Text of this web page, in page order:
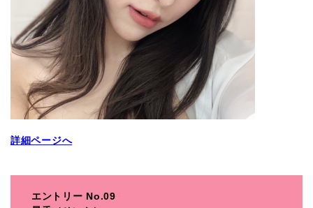
詳細ページへ
エントリー No.09